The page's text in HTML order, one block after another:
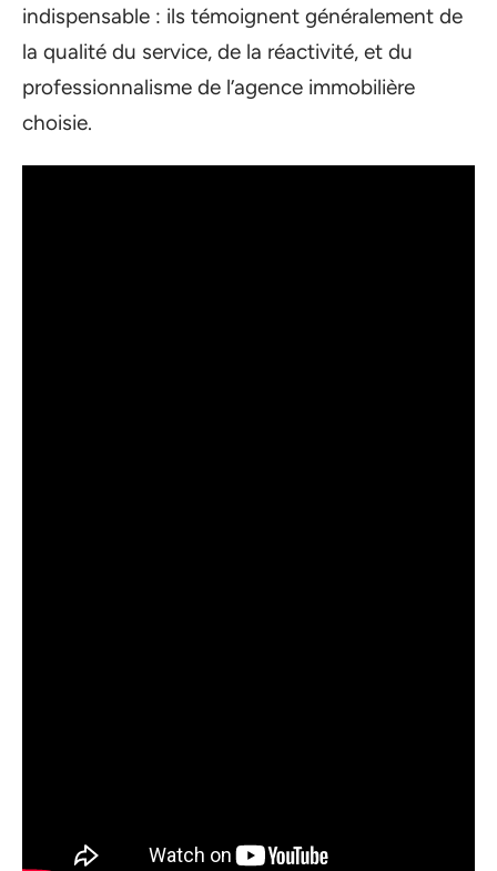
indispensable : ils témoignent généralement de
la qualité du service, de la réactivité, et du
professionnalisme de l’agence immobilière
choisie.